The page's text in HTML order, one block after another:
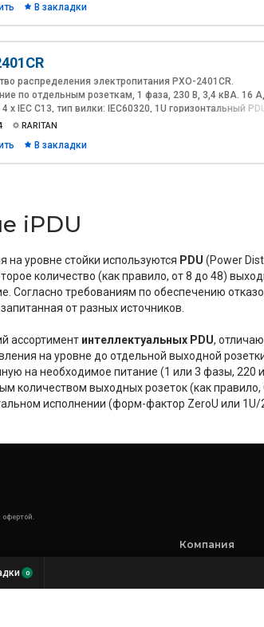
В закладки
распределения электропитания PXO-2401CR.
по отдельным розеткам, 1 фаза, 230 В, 3,4 кВA. 16
х IEC C13, тип вилки: IEC60320, 1U горизонтальный
кабелей SecureLock, Ethernet, RS-232, USB-A, USB-B,
RARITAN
В закладки
iPDU
на уровне стойки используются PDU (Power
количество (как правило, от 8 до 48)
Согласно требованиям по обеспечению
от разных источников.
ассортимент интеллектуальных PDU,
на уровне до отдельной выходной
на необходимое питание (1 или 3 фазы, 220
количеством выходных розеток (как
исполнении (форм-фактор ZeroU или 1U/
Компания
0